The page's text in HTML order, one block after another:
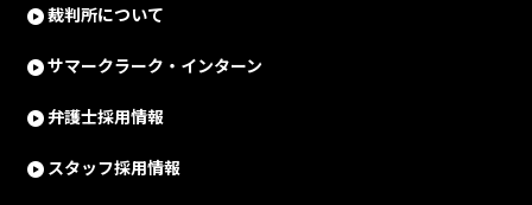
裁判所について
サマークラーク・インターン
弁護士採用情報
スタッフ採用情報